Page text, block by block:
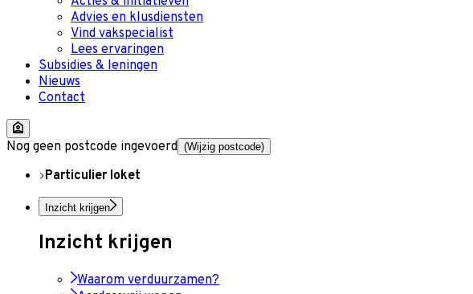
Advies en klusdiensten
Vind vakspecialist
Lees ervaringen
Subsidies & leningen
Nieuws
Contact
Nog geen postcode ingevoerd (Wijzig postcode)
Particulier loket
Inzicht krijgen
Inzicht krijgen
Waarom verduurzamen?